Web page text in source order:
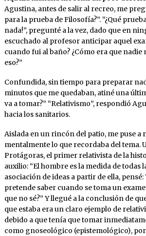
Agustina, antes de salir al recreo, me
para la prueba de Filosofía?”. “¿Qué
nada!”, pregunté a la vez, dado que en
escuchado al profesor anticipar aquel
cuando fui al baño? ¿Cómo era que nadie
eso?”
Confundida, sin tiempo para preparar
minutos que me quedaban, atiné una
va a tomar?” “Relativismo”, respondió
hacia los sanitarios.
Aislada en un rincón del patio, me puse a
mentalmente lo que recordaba del tema.
Protágoras, el primer relativista de la
auxilio: “El hombre es la medida de todas
asociación de ideas a partir de ella, pensé:
pretende saber cuando se toma un
que no sé?” Y llegué a la conclusión de
que estaba era un claro ejemplo de
debido a que tenía que tomar
como gnoseológico (epistemológico),